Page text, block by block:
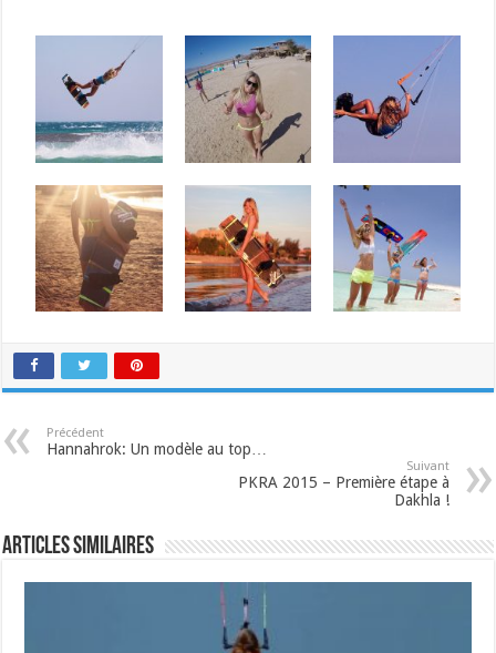
Précédent
Hannahrok: Un modèle au top…
Suivant
PKRA 2015 – Première étape à
Dakhla !
Articles similaires